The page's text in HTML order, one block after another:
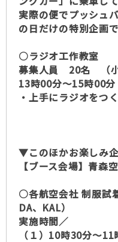
実際の便でプッシュ
の日だけの特別企画
○ラジオ工作教室
募集人員 20名 （小
13時00分～15時00分
・上手にラジオをつ
▼このほかお楽しみ
【ブース会場】青
○各航空会社 制服試
DA、KAL）
実施時間／
（１）10時30分～